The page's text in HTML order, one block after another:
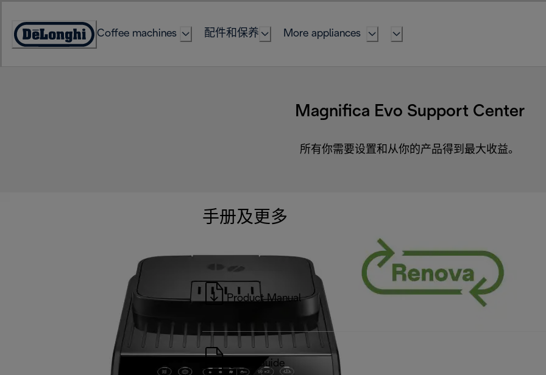
Content
Accessibility
Coffee machines 配件和保养 More appliances
Magnifica Evo Support Center
所有你需要设置和从你的产品得到最大收益。
手册及更多
Product Manual
Quick Guide